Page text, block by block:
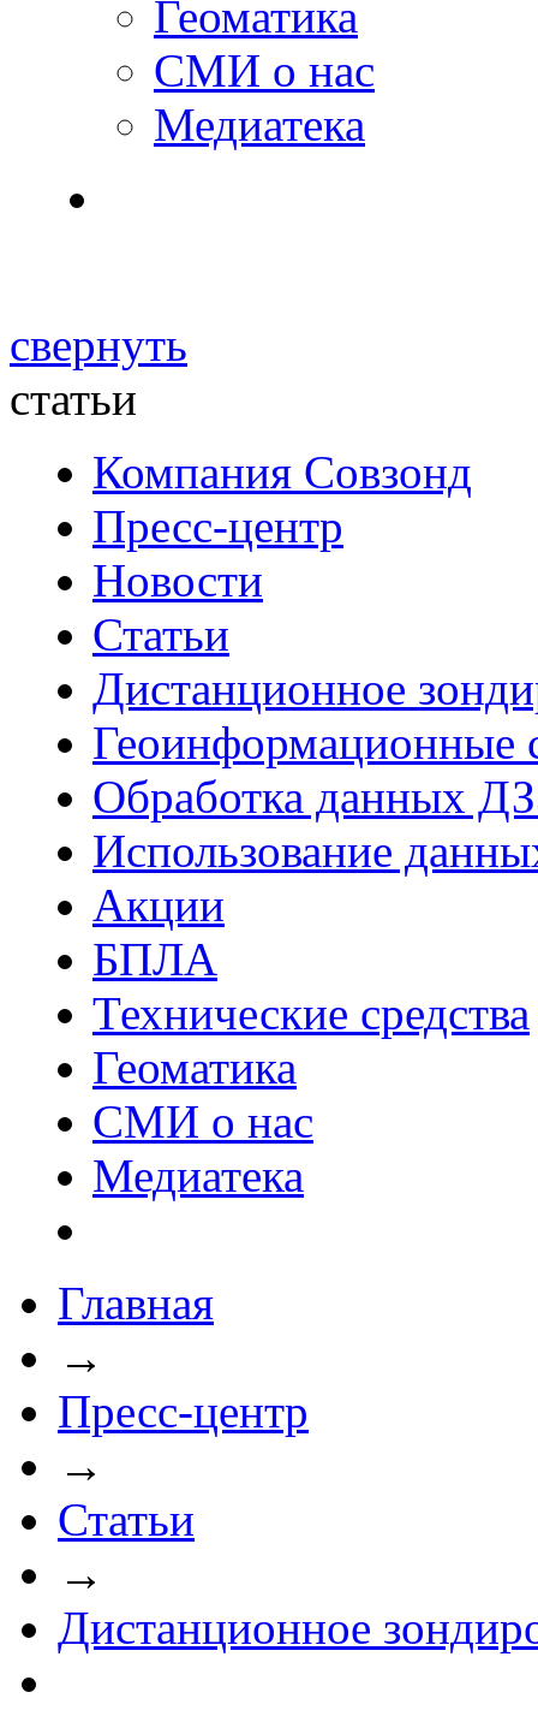
Геоматика
СМИ о нас
Медиатека
свернуть
статьи
Компания Совзонд
Пресс-центр
Новости
Статьи
Дистанционное
Геоинформационные
Обработка данных
Использование
Акции
БПЛА
Технические средства
Геоматика
СМИ о нас
Медиатека
Главная
→
Пресс-центр
→
Статьи
→
Дистанционное